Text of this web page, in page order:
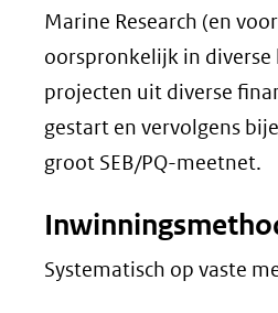
Marine Research (en
oorspronkelijk in
projecten uit diverse
gestart en vervolgens
groot SEB/PQ-meetnet.
Systematisch op vaste